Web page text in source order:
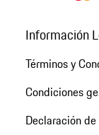
Información
Términos y
Condiciones
Declaración